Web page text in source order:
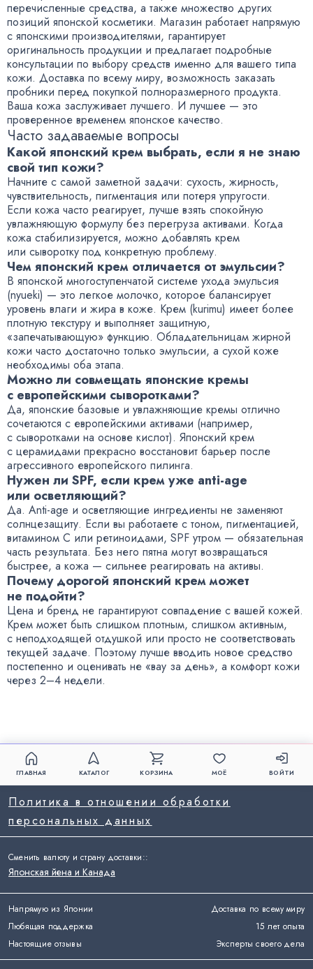
перечисленные средства, а также множество других
позиций японской косметики. Магазин работает напрямую
с японскими производителями, гарантирует
оригинальность продукции и предлагает подробные
консультации по выбору средств именно для вашего типа
кожи. Доставка по всему миру, возможность заказать
пробники перед покупкой полноразмерного продукта.
Ваша кожа заслуживает лучшего. И лучшее — это
проверенное временем японское качество.
Часто задаваемые вопросы
Какой японский крем выбрать, если я не знаю
свой тип кожи?
Начните с самой заметной задачи: сухость, жирность,
чувствительность, пигментация или потеря упругости.
Если кожа часто реагирует, лучше взять спокойную
увлажняющую формулу без перегруза активами. Когда
кожа стабилизируется, можно добавлять крем
или сыворотку под конкретную проблему.
Чем японский крем отличается от эмульсии?
В японской многоступенчатой системе ухода эмульсия
(nyueki) — это легкое молочко, которое балансирует
уровень влаги и жира в коже. Крем (kurimu) имеет более
плотную текстуру и выполняет защитную,
«запечатывающую» функцию. Обладательницам жирной
кожи часто достаточно только эмульсии, а сухой коже
необходимы оба этапа.
Можно ли совмещать японские кремы
с европейскими сыворотками?
Да, японские базовые и увлажняющие кремы отлично
сочетаются с европейскими активами (например,
с сыворотками на основе кислот). Японский крем
с церамидами прекрасно восстановит барьер после
агрессивного европейского пилинга.
Нужен ли SPF, если крем уже anti-age
или осветляющий?
Да. Anti-age и осветляющие ингредиенты не заменяют
солнцезащиту. Если вы работаете с тоном, пигментацией,
витамином C или ретиноидами, SPF утром — обязательная
часть результата. Без него пятна могут возвращаться
быстрее, а кожа — сильнее реагировать на активы.
Почему дорогой японский крем может
не подойти?
Цена и бренд не гарантируют совпадение с вашей кожей.
Крем может быть слишком плотным, слишком активным,
с неподходящей отдушкой или просто не соответствовать
текущей задаче. Поэтому лучше вводить новое средство
постепенно и оценивать не «вау за день», а комфорт кожи
через 2–4 недели.
ГЛАВНАЯ КАТАЛОГ КОРЗИНА МОЁ ВОЙТИ
Напрямую из Японии
Доставка по всему миру
Любящая поддержка
15 лет опыта
Настоящие отзывы
Эксперты своего дела
Политика в отношении обработки
персональных данных
Сменить валюту и страну доставки::
Японская йена и Канада